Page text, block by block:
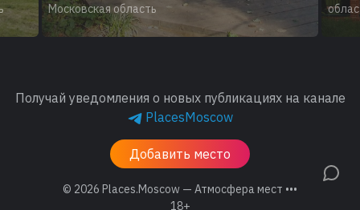
Московская область
Получай уведомления о новых публикациях на канале
PlacesMoscow
Добавить место
© 2026 Places.Moscow — Атмосфера мест •••
18+